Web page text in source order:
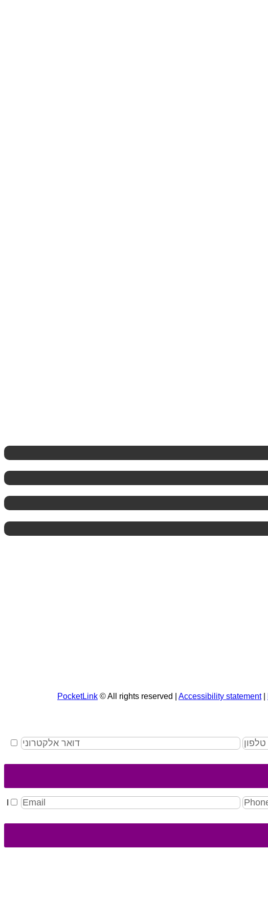
PocketLink © All rights reserved | Accessibility statement|